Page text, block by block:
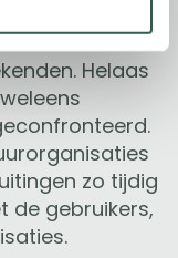
natuur
het
Helaas
zo tijdig
de gebruikers,